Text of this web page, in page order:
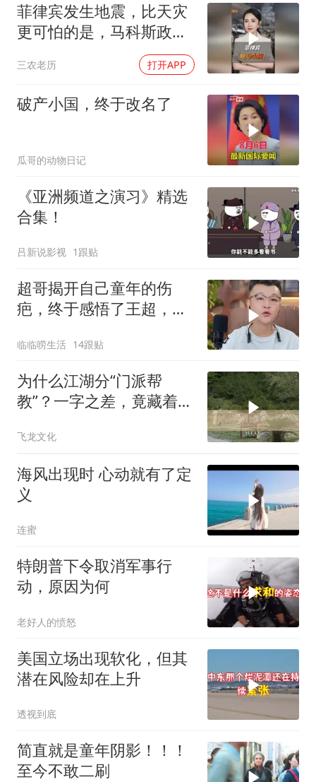
菲律宾发生地震，比天灾
更可怕的是，马科斯政府
三农老历 打开APP
破产小国，终于改名了
瓜哥的动物日记
《亚洲频道之演习》精选
合集！
吕新说影视 1跟贴
超哥揭开自己童年的伤
疤，终于感悟了王超，他
临临唠生活 14跟贴
为什么江湖分“门派帮
教”？一字之差，竟藏着不
飞龙文化
海风出现时 心动就有了定
义
连蜜
特朗普下令取消军事行
动，原因为何
老好人的愤怒
美国立场出现软化，但其
潜在风险却在上升
透视到底
简直就是童年阴影！！！
至今不敢二刷